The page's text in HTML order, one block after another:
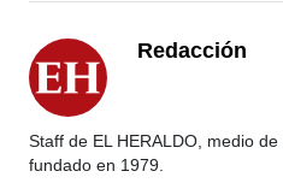
Redacción
Staff de EL HERALDO, medio
fundado en 1979.